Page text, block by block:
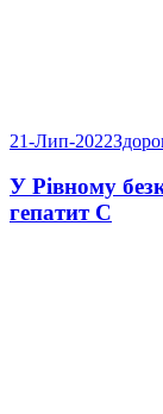
21-Лип-2022
У Рівному
гепатит С